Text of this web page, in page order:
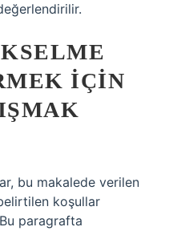
IÇIN
bu makalede verilen
koşullar
paragrafta